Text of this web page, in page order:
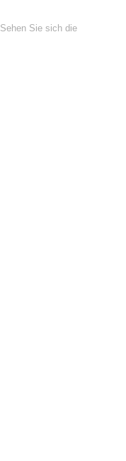
Sehen Sie sich die